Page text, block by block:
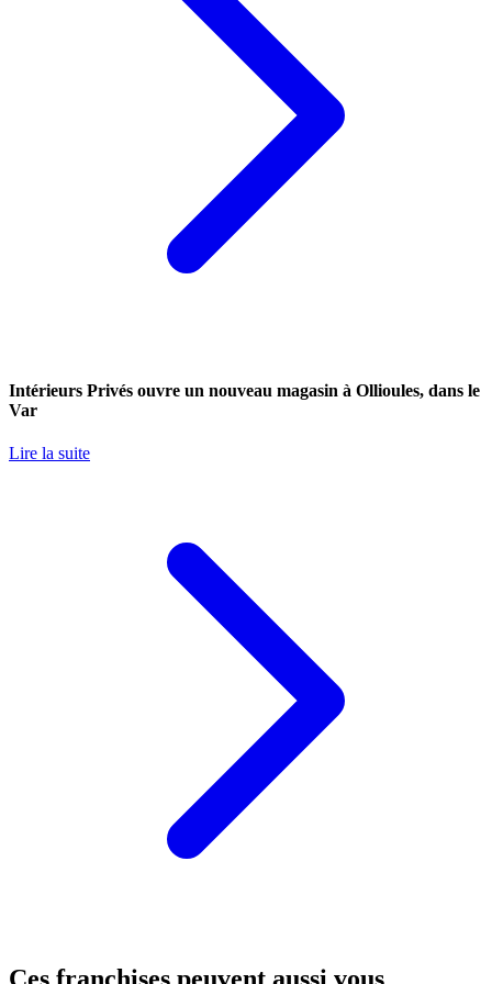
Intérieurs Privés ouvre un nouveau magasin à Ollioules, dans le
Var
Lire la suite